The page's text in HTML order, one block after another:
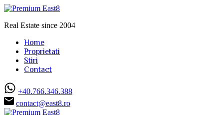
Real Estate since 2004
Home
Proprietati
Stiri
Contact
+40.766.346.388
contact@east8.ro